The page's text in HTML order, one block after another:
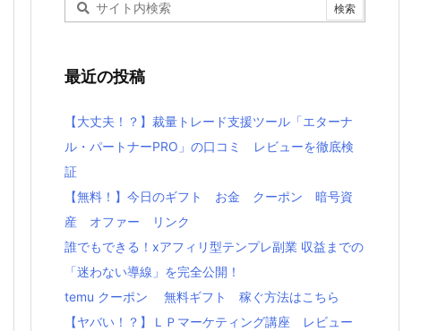
最近の投稿
【大丈夫！？】裁量トレード支援ツール「エターナ
ル・パートナーPRO」の口コミ レビューを徹底検
証
【無料！】今日のギフト お金 クーポン 暗号資
産 オファー リンク
誰でもできる！xアフィリ型テンプレ副業 収益までの
「迷わない導線」を完全公開！
temu クーポン 無料ギフト 稼ぐ方法はこちら
【ヤバい！？】ＬＰマーケティング講座 レビュー